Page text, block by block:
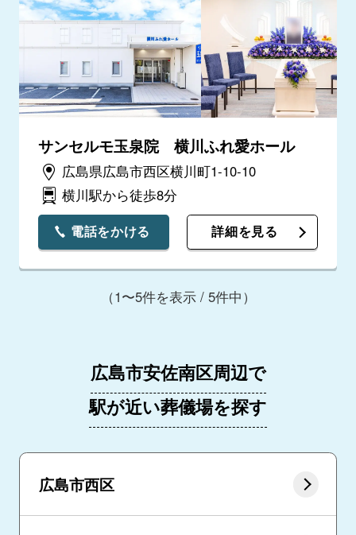
サンセルモ玉泉院 横川ふれ愛ホール
広島県広島市西区横川町1-10-10
横川駅から徒歩8分
電話をかける 詳細を見る
（1〜5件を表示 / 5件中）
広島市安佐南区周辺で
駅が近い葬儀場を探す
広島市西区